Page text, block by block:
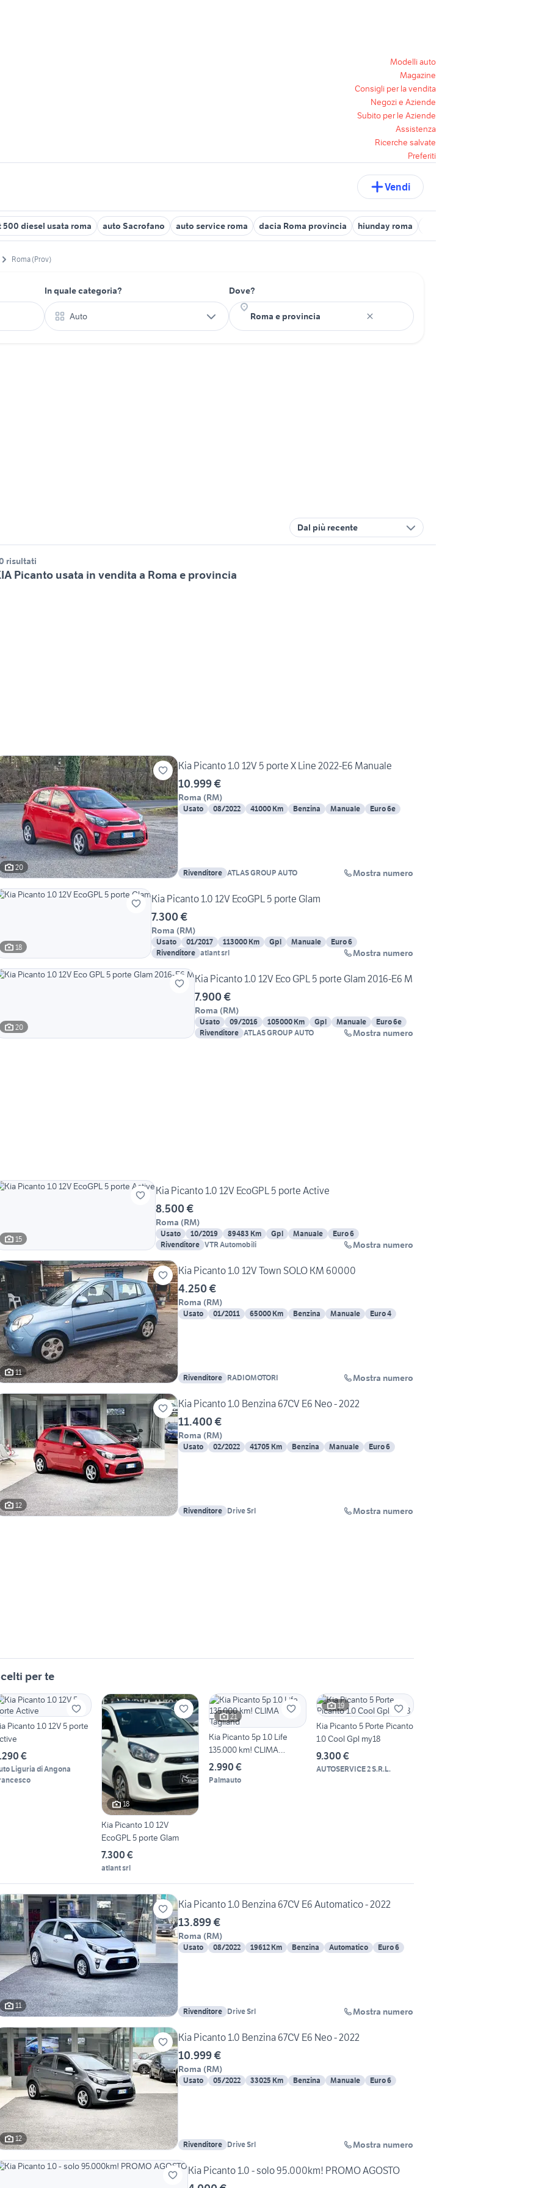
Modelli auto
Magazine
Consigli per la vendita
Negozi e Aziende
Subito per le Aziende
Assistenza
Ricerche salvate
Preferiti
Vendi
500 diesel usata roma auto Sacrofano auto service roma dacia Roma provincia hiunday roma
Roma (Prov)
In quale categoria?
Auto
Dove?
Dal più recente
risultati
Picanto usata in vendita a Roma e provincia
20
Kia Picanto 1.0 12V 5 porte X Line 2022-E6 Manuale
10.999 €
Roma (RM)
Usato 08/2022 41000 Km Benzina Manuale Euro 6e
Rivenditore ATLAS GROUP AUTO Mostra numero
18
Kia Picanto 1.0 12V EcoGPL 5 porte Glam
7.300 €
Roma (RM)
Usato 01/2017 113000 Km Gpl Manuale
Euro 6
Rivenditore atlant srl Mostra numero
20
Kia Picanto 1.0 12V Eco GPL 5 porte Glam 2016-E6 M
7.900 €
Roma (RM)
Usato 09/2016 105000 Km Gpl Manuale
Euro 6e
Rivenditore ATLAS GROUP AUTO Mostra numero
15
Kia Picanto 1.0 12V EcoGPL 5 porte Active
8.500 €
Roma (RM)
Usato 10/2019 89483 Km Gpl Manuale
Euro 6
Rivenditore VTR Automobili Mostra numero
11
Kia Picanto 1.0 12V Town SOLO KM 60000
4.250 €
Roma (RM)
Usato 01/2011 65000 Km Benzina Manuale Euro 4
Rivenditore RADIOMOTORI Mostra numero
12
Kia Picanto 1.0 Benzina 67CV E6 Neo - 2022
11.400 €
Roma (RM)
Usato 02/2022 41705 Km Benzina Manuale Euro 6
Rivenditore Drive Srl Mostra numero
per te
Picanto 1.0 12V 5 porte
€
Liguria di Angona
18
Kia Picanto 1.0 12V
EcoGPL 5 porte Glam
7.300 €
atlant srl
21
Kia Picanto 5p 1.0 Life
135.000 km! CLIMA
Tagliand
2.990 €
Palmauto
19
Kia Picanto 5 Porte Picanto
1.0 Cool Gpl my18
9.300 €
AUTOSERVICE 2 S.R.L.
11
Kia Picanto 1.0 Benzina 67CV E6 Automatico - 2022
13.899 €
Roma (RM)
Usato 08/2022 19612 Km Benzina Automatico Euro 6
Rivenditore Drive Srl Mostra numero
12
Kia Picanto 1.0 Benzina 67CV E6 Neo - 2022
10.999 €
Roma (RM)
Usato 05/2022 33025 Km Benzina Manuale Euro 6
Rivenditore Drive Srl Mostra numero
Kia Picanto 1.0 - solo 95.000km! PROMO AGOSTO